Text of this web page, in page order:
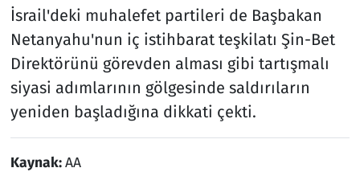
İsrail'deki muhalefet partileri de Başbakan
Netanyahu'nun iç istihbarat teşkilatı Şin-Bet
Direktörünü görevden alması gibi tartışmalı
siyasi adımlarının gölgesinde saldırıların
yeniden başladığına dikkati çekti.
Kaynak:AA